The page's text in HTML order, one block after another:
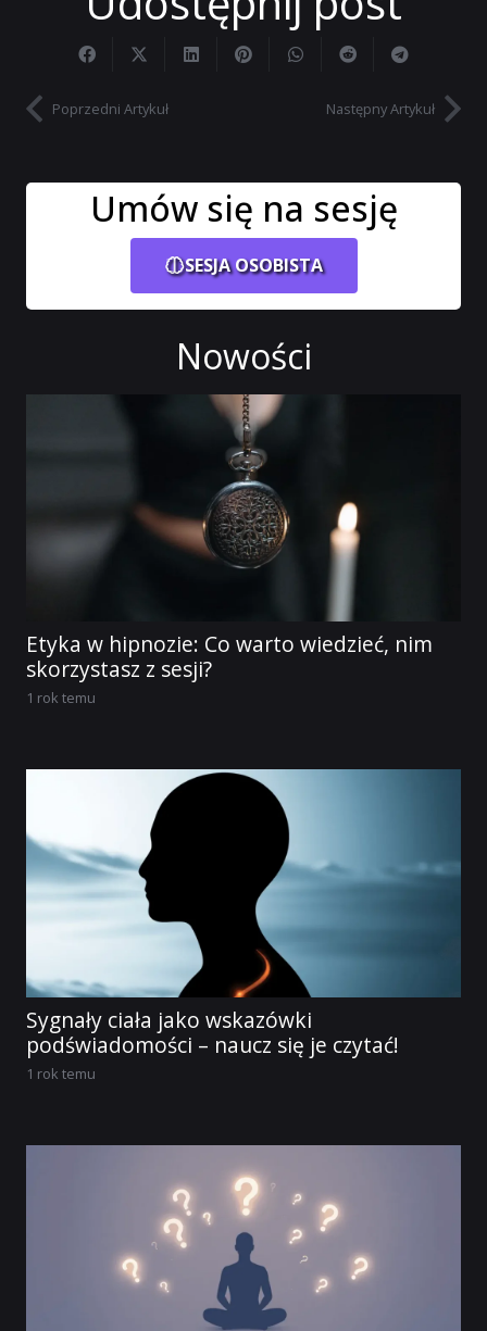
Poprzedni Artykuł Następny Artykuł
Umów się na sesję
SESJA OSOBISTA
Nowości
Etyka w hipnozie: Co warto wiedzieć, nim
skorzystasz z sesji?
1 rok temu
Sygnały ciała jako wskazówki
podświadomości – naucz się je czytać!
1 rok temu